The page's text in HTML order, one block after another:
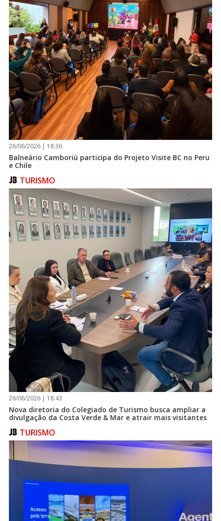
26/06/2026 | 18:36
Balneário Camboriú participa do Projeto Visite BC no Peru
e Chile
TURISMO
26/06/2026 | 18:43
Nova diretoria do Colegiado de Turismo busca ampliar a
divulgação da Costa Verde & Mar e atrair mais visitantes
TURISMO